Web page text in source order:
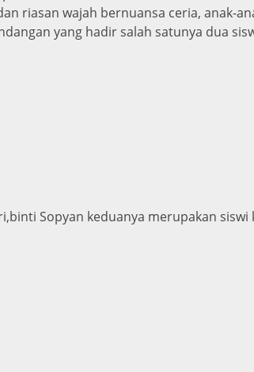
riasan wajah bernuansa ceria, anak-
yang hadir salah satunya dua
Sopyan keduanya merupakan siswi